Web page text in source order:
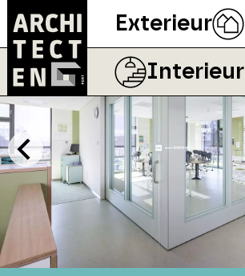
Exterieur
Interieur